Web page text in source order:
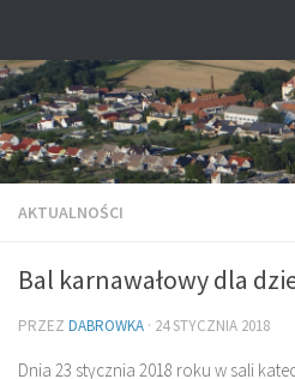
AKTUALNOŚCI
Bal karnawałowy dla
PRZEZ DABROWKA · 24 STYCZNIA 2018
Dnia 23 stycznia 2018 roku w sali